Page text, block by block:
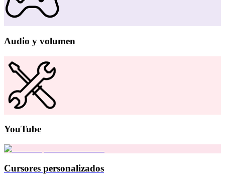
Audio y volumen
YouTube
Cursores personalizados